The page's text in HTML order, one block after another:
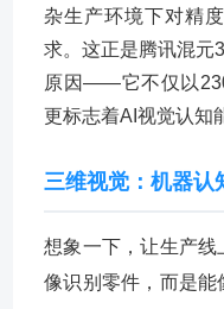
杂生产环境下对精
求。这正是腾讯混元
原因——它不仅以
更标志着AI视觉认知
三维视觉：机器认
想象一下，让生产线
像识别零件，而是